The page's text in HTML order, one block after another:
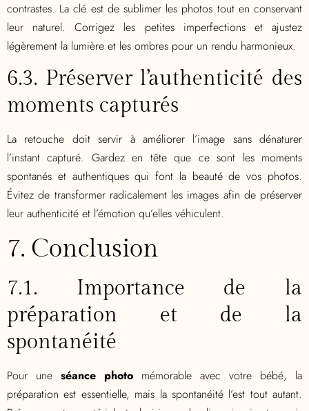
contrastes. La clé est de sublimer les photos tout en conservant
leur naturel. Corrigez les petites imperfections et ajustez
légèrement la lumière et les ombres pour un rendu harmonieux.
6.3. Préserver l’authenticité des
moments capturés
La retouche doit servir à améliorer l’image sans dénaturer
l’instant capturé. Gardez en tête que ce sont les moments
spontanés et authentiques qui font la beauté de vos photos.
Évitez de transformer radicalement les images afin de préserver
leur authenticité et l’émotion qu’elles véhiculent.
7. Conclusion
7.1. Importance de la
préparation et de la
spontanéité
Pour une séance photo mémorable avec votre bébé, la
préparation est essentielle, mais la spontanéité l’est tout autant.